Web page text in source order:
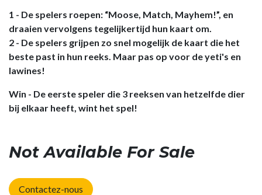
1 - De spelers roepen: “Moose, Match, Mayhem!”, en
draaien vervolgens tegelijkertijd hun kaart om.
2 - De spelers grijpen zo snel mogelijk de kaart die het
beste past in hun reeks. Maar pas op voor de yeti's en
lawines!
Win - De eerste speler die 3 reeksen van hetzelfde dier
bij elkaar heeft, wint het spel!
Not Available For Sale
Contactez-nous